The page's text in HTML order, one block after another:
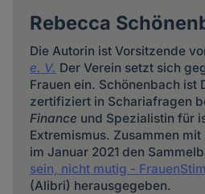
Rebecca
Die Autorin ist Vorsitzende
e. V. Der Verein setzt sich
Frauen ein. Schönenbach ist
zertifiziert in Schariafragen
Finance und Spezialistin für
Extremismus. Zusammen
im Januar 2021 den
sein, nicht mutig -
(Alibri) herausgegeben.